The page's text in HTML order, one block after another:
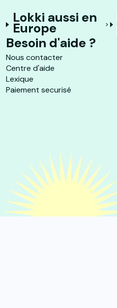
Lokki aussi en
Europe
Besoin d'aide ?
Nous contacter
Centre d'aide
Lexique
Paiement securisé